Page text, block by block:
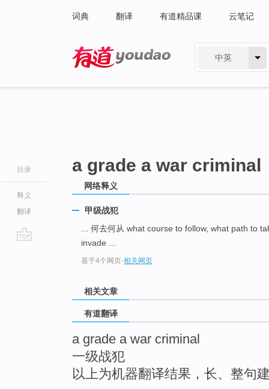
词典 翻译 有道精品课 云笔记
中英
目录
释义
翻译
a grade a war criminal
网络释义
甲级战犯
... 何去何从 what course to follow, what path to
invade ...
基于4个网页-相关网页
相关文章
有道翻译
a grade a war criminal
一级战犯
以上为机器翻译结果，长、整句